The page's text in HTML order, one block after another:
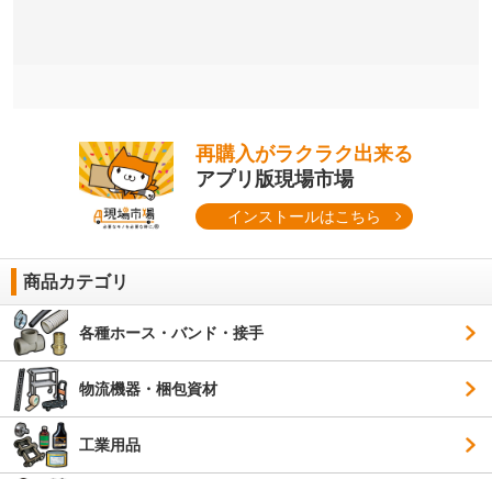
再購入がラクラク出来る
アプリ版現場市場
インストールはこちら
商品カテゴリ
各種ホース・バンド・接手
物流機器・梱包資材
工業用品